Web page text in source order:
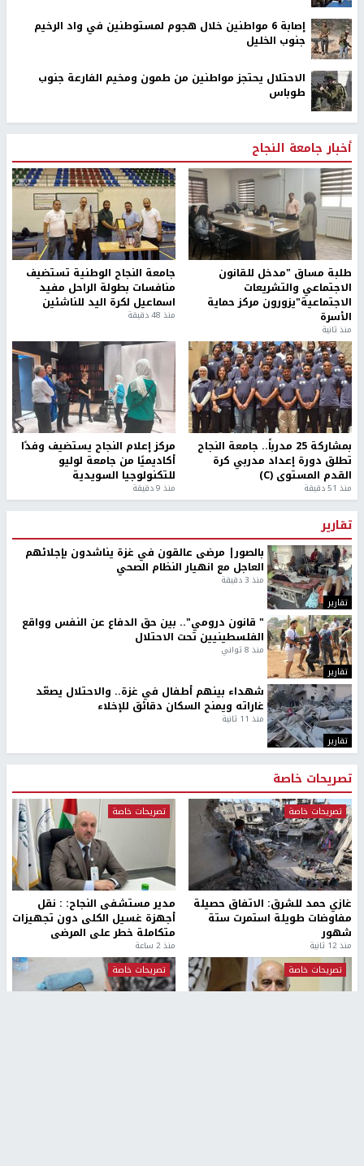
إصابة 6 مواطنين خلال هجوم لمستوطنين في واد الرخيم
جنوب الخليل
الاحتلال يحتجز مواطنين من طمون ومخيم الفارعة جنوب
طوباس
أخبار جامعة النجاح
طلبة مساق "مدخل للقانون
الاجتماعي والتشريعات
الاجتماعية"يزورون مركز حماية
الأسرة
منذ ثانية
جامعة النجاح الوطنية تستضيف
منافسات بطولة الراحل مفيد
اسماعيل لكرة اليد للناشئين
منذ 48 دقيقة
بمشاركة 25 مدرباً.. جامعة النجاح
تطلق دورة إعداد مدربي كرة
القدم المستوى (C)
منذ 51 دقيقة
مركز إعلام النجاح يستضيف وفدًا
أكاديميًا من جامعة لوليو
للتكنولوجيا السويدية
منذ 9 دقيقة
تقارير
تقارير
بالصور| مرضى عالقون في غزة يناشدون بإجلائهم
العاجل مع انهيار النظام الصحي
منذ 3 دقيقة
تقارير
" قانون درومي".. بين حق الدفاع عن النفس وواقع
الفلسطينيين تحت الاحتلال
منذ 8 ثواني
تقارير
شهداء بينهم أطفال في غزة.. والاحتلال يصعّد
غاراته ويمنح السكان دقائق للإخلاء
منذ 11 ثانية
تصريحات خاصة
تصريحات خاصة
غازي حمد للشرق: الاتفاق حصيلة
مفاوضات طويلة استمرت ستة
شهور
منذ 12 ثانية
تصريحات خاصة
مدير مستشفى النجاح: : نقل
أجهزة غسيل الكلى دون تجهيزات
متكاملة خطر على المرضى
منذ 2 ساعة
تصريحات خاصة
تصريحات خاصة